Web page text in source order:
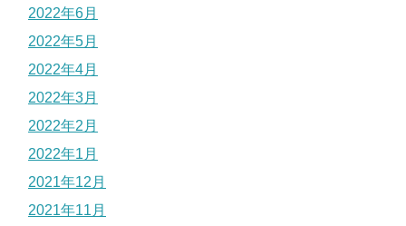
2022年6月
2022年5月
2022年4月
2022年3月
2022年2月
2022年1月
2021年12月
2021年11月